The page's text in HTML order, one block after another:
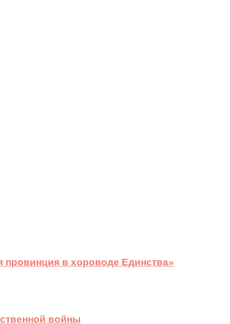
в хороводе Единства»
войны